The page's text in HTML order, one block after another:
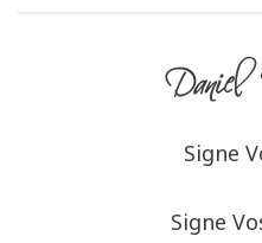
Signe
Signe